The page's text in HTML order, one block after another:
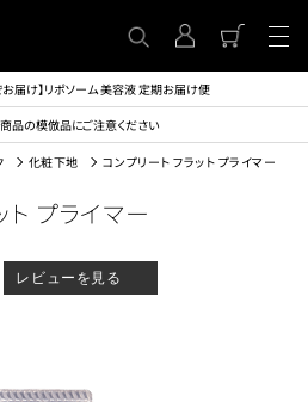
届け】リポソーム 美容液 定期お届け便
品の模倣品にご注意ください
化粧下地 コンプリート フラット プライマー
ト プライマー
レビューを見る